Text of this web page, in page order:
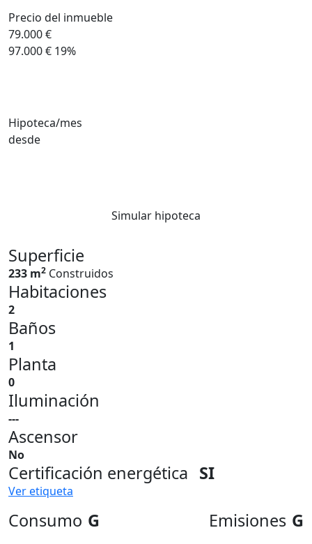
Precio del inmueble
79.000 €
97.000 € 19%
Hipoteca/mes
desde
Simular hipoteca
Superficie
233 m2 Construidos
Habitaciones
2
Baños
1
Planta
0
Iluminación
---
Ascensor
No
Certificación energética SI
Ver etiqueta
Consumo G Emisiones G